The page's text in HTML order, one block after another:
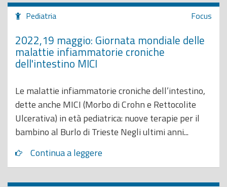
Pediatria Focus
2022,19 maggio: Giornata mondiale delle
malattie infiammatorie croniche
dell'intestino MICI
Le malattie infiammatorie croniche dell’intestino,
dette anche MICI (Morbo di Crohn e Rettocolite
Ulcerativa) in età pediatrica: nuove terapie per il
bambino al Burlo di Trieste Negli ultimi anni...
Continua a leggere